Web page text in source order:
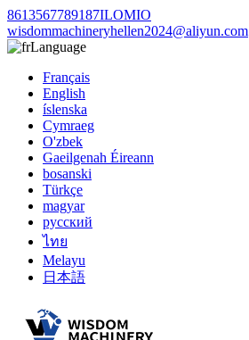
8613567789187ILOMIO
wisdommachineryhellen2024@aliyun.com
Language
Français
English
íslenska
Cymraeg
O'zbek
Gaeilgenah Éireann
bosanski
Türkçe
magyar
русский
ไทย
Melayu
日本語